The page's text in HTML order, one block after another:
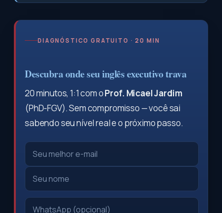
DIAGNÓSTICO GRATUITO · 20 MIN
Descubra onde seu inglês executivo trava
20 minutos, 1:1 com oProf. Micael Jardim
(PhD-FGV). Sem compromisso — você sai
sabendo seu nível real e o próximo passo.